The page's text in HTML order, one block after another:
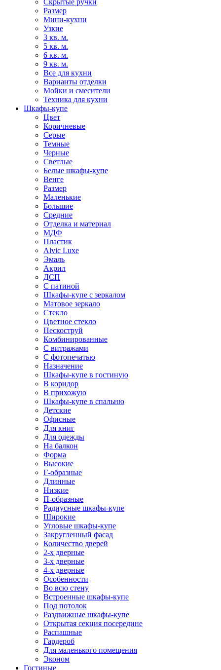
Скрытые ручки
Размер
Мини-кухни
Узкие
3 кв. м.
5 кв. м.
6 кв. м.
9 кв. м.
Все для кухни
Варианты отделки
Мойки и смесители
Техника для кухни
Шкафы-купе
Цвет
Коричневые
Серые
Темные
Черные
Светлые
Белые шкафы-купе
Венге
Размер
Маленькие
Большие
Средние
Отделка и материал
МДФ
Пластик
Alvic Luxe
Эмаль
Акрил
ДСП
С патиной
Шкафы-купе с зеркалом
Матовое зеркало
Стекло
Цветное стекло
Пескоструй
Комбинированные
С витражами
С фотопечатью
Назначение
Шкафы-купе в гостиную
В коридор
В прихожую
Шкафы-купе в спальню
Детские
Офисные
Для книг
Для одежды
На балкон
Форма
Высокие
Г-образные
Длинные
Низкие
П-образные
Радиусные шкафы-купе
Широкие
Угловые шкафы-купе
Закругленный фасад
Количество дверей
2-х дверные
3-х дверные
4-х дверные
Особенности
Во всю стену
Встроенные шкафы-купе
Под потолок
Раздвижные шкафы-купе
Открытая секция посередине
Распашные
Гардероб
Для маленького помещения
Эконом
Гостиные